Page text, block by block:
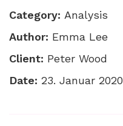
Category: Analysis
Author: Emma Lee
Client: Peter Wood
Date: 23. Januar 2020